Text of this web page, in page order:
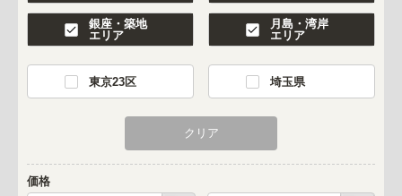
銀座・築地
エリア
月島・湾岸
エリア
東京23区 埼玉県
価格